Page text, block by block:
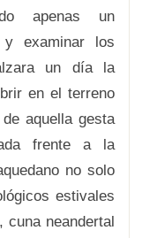
apenas un
y examinar los
un día la
en el terreno
aquella gesta
frente a la
no solo
estivales
cuna neandertal